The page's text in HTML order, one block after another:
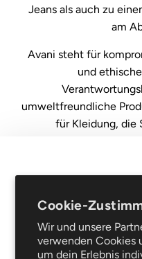
Cookie-
Wir und unsere
verwenden Cookies
um dein Erlebnis
Jeans als auch zu
am
Avani steht für
und
umweltfreundliche
für Kleidung, die
Erhalte10 % Rabattauf
als Erster über